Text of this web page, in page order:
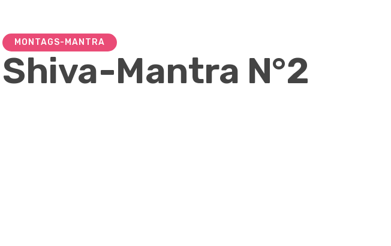
MONTAGS-MANTRA
Shiva-Mantra N°2